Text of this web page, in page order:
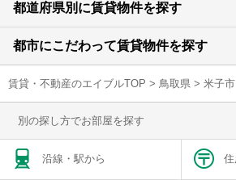
都道府県別に賃貸物件を探す
都市にこだわって賃貸物件を探す
賃貸・不動産のエイブルTOP > 鳥取県 > 米子市
別の探し方でお部屋を探す
沿線・駅から 住